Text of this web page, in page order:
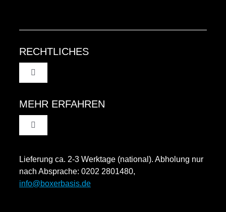
RECHTLICHES
Toggle
Navigation
AGB
Impressum
MEHR ERFAHREN
Toggle
Navigation
Zahlungsweisen
Lieferung ca. 2-3 Werktage (national). Abholung nur
nach Absprache: 0202 2801480,
info@boxerbasis.de